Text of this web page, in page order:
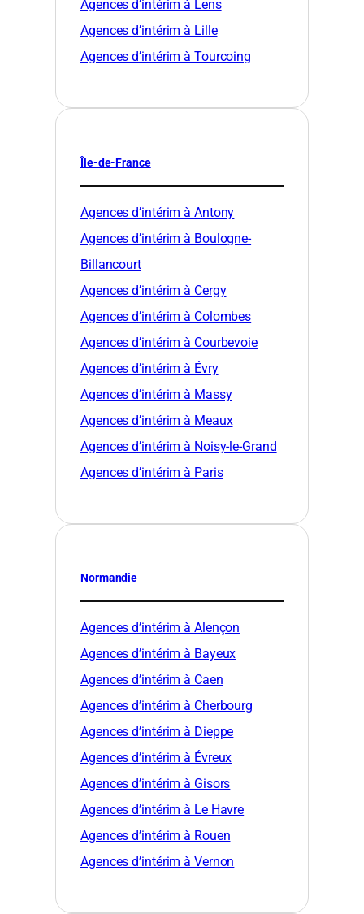
Agences d’intérim à Lens
Agences d’intérim à Lille
Agences d’intérim à Tourcoing
Île-de-France
Agences d’intérim à Antony
Agences d’intérim à Boulogne-
Billancourt
Agences d’intérim à Cergy
Agences d’intérim à Colombes
Agences d’intérim à Courbevoie
Agences d’intérim à Évry
Agences d’intérim à Massy
Agences d’intérim à Meaux
Agences d’intérim à Noisy-le-Grand
Agences d’intérim à Paris
Normandie
Agences d’intérim à Alençon
Agences d’intérim à Bayeux
Agences d’intérim à Caen
Agences d’intérim à Cherbourg
Agences d’intérim à Dieppe
Agences d’intérim à Évreux
Agences d’intérim à Gisors
Agences d’intérim à Le Havre
Agences d’intérim à Rouen
Agences d’intérim à Vernon